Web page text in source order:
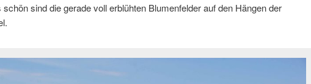
schön sind die gerade voll erblühten Blumenfelder auf den Hängen der